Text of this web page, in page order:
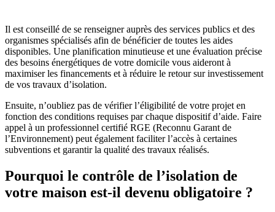
Il est conseillé de se renseigner auprès des services publics et des
organismes spécialisés afin de bénéficier de toutes les aides
disponibles. Une planification minutieuse et une évaluation précise
des besoins énergétiques de votre domicile vous aideront à
maximiser les financements et à réduire le retour sur investissement
de vos travaux d’isolation.
Ensuite, n’oubliez pas de vérifier l’éligibilité de votre projet en
fonction des conditions requises par chaque dispositif d’aide. Faire
appel à un professionnel certifié RGE (Reconnu Garant de
l’Environnement) peut également faciliter l’accès à certaines
subventions et garantir la qualité des travaux réalisés.
Pourquoi le contrôle de l’isolation de
votre maison est-il devenu obligatoire ?